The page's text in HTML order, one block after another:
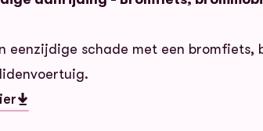
eenzijdige schade met een bromfiets,
aanrijding - Bromfiets,